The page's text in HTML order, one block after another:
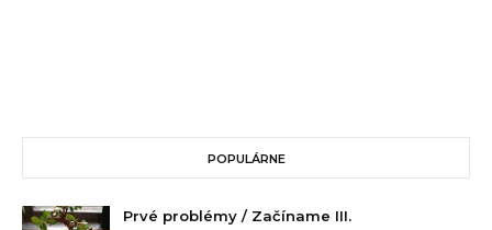
POPULÁRNE
Prvé problémy / Začíname III.